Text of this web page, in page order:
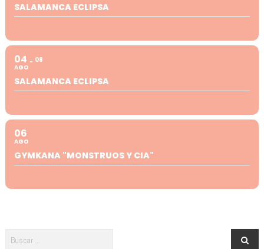
SALAMANCA ECLIPSA
04
AGO
08
SALAMANCA ECLIPSA
06
AGO
GYMKANA "MONSTRUOS Y CIA"